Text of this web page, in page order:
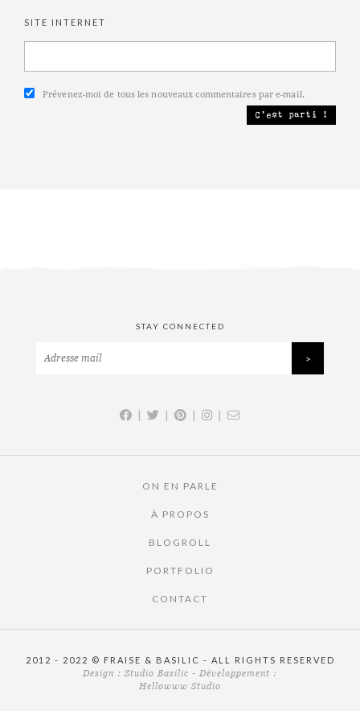
SITE INTERNET
Prévenez-moi de tous les nouveaux commentaires par e-mail.
STAY CONNECTED
| | | |
ON EN PARLE
À PROPOS
BLOGROLL
PORTFOLIO
CONTACT
2012 - 2022 © FRAISE & BASILIC - ALL RIGHTS RESERVED
Design : Studio Basilic - Développement :
Hellowww Studio